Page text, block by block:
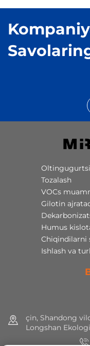
Tozalash
VOCs
Gilotin
Humus
Chiqindilarni
Ishlash va
çin, Shandong
Longshan